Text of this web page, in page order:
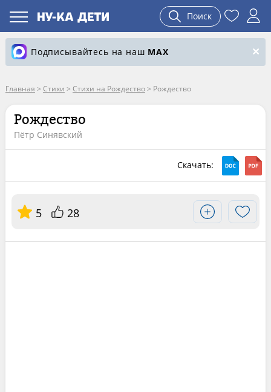
Поиск
Подписывайтесь на наш MAX
Главная > Стихи > Стихи на Рождество> Рождество
Рождество
Пётр Синявский
Скачать:
5 28